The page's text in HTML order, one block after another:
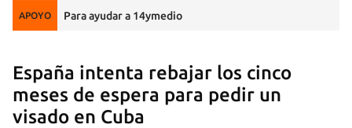
APOYO Para ayudar a 14ymedio
España intenta rebajar los cinco
meses de espera para pedir un
visado en Cuba